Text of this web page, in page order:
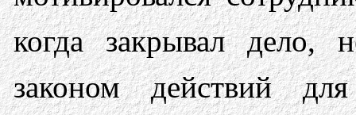
когда закрывал дело,
законом действий